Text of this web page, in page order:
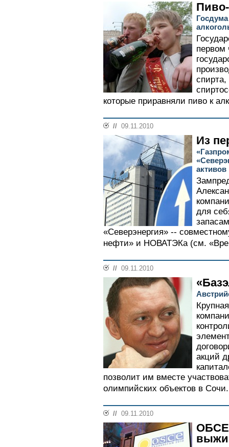
первом
спирта,
которые приравняли пиво к
// 09.11.2010
Из
активов
для
«Северэнергия» --
нефти» и НОВАТЭКа (см.
// 09.11.2010
акций
позволит им вместе
олимпийских объектов в
// 09.11.2010
ОБСЕ